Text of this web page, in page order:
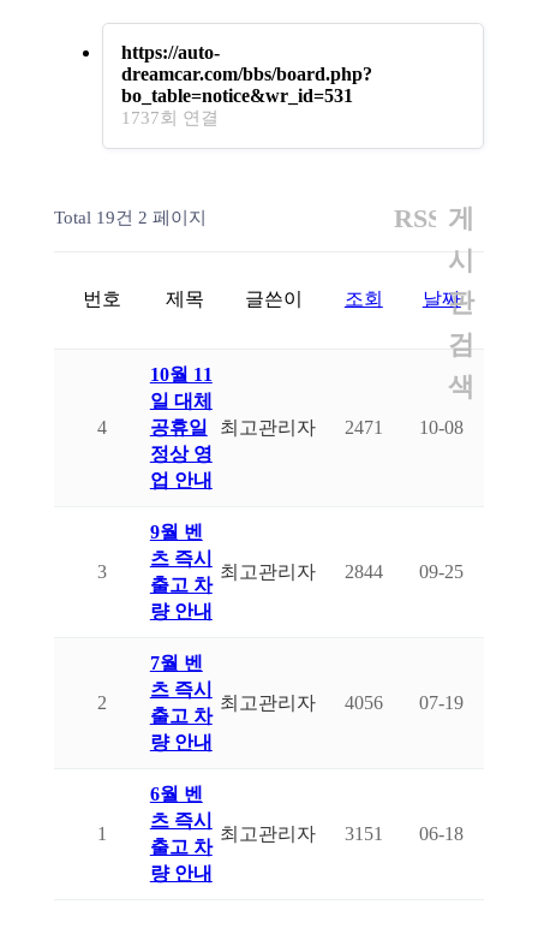
https://auto-
dreamcar.com/bbs/board.php?
bo_table=notice&wr_id=531
1737회 연결
Total 19건 2 페이지 RSS 게
시
판
검
색
번호 제목 글쓴이 조회 날짜
4
10월 11
일 대체
공휴일
정상 영
업 안내
최고관리자 2471 10-08
3
9월 벤
츠 즉시
출고 차
량 안내
최고관리자 2844 09-25
2
7월 벤
츠 즉시
출고 차
량 안내
최고관리자 4056 07-19
1
6월 벤
츠 즉시
출고 차
량 안내
최고관리자 3151 06-18